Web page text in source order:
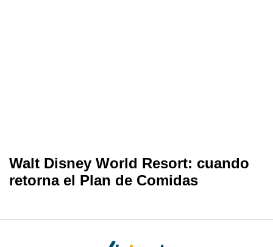
Walt Disney World Resort: cuando
retorna el Plan de Comidas